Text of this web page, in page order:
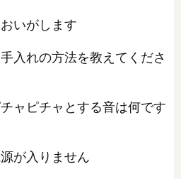
いがします
入れの方法を教えてくださ
ャピチャとする音は何です
が入りません